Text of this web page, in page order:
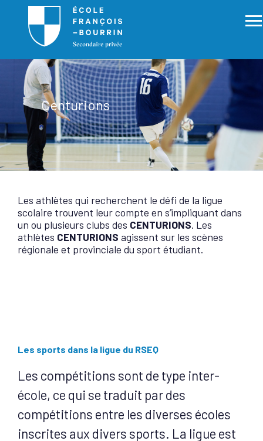
content
Centurions
Les athlètes qui recherchent le défi de la ligue
scolaire trouvent leur compte en s’impliquant dans
un ou plusieurs clubs des CENTURIONS. Les
athlètes CENTURIONS agissent sur les scènes
régionale et provinciale du sport étudiant.
Les sports dans la ligue du RSEQ
Les compétitions sont de type inter-
école, ce qui se traduit par des
compétitions entre les diverses écoles
inscrites aux divers sports. La ligue est